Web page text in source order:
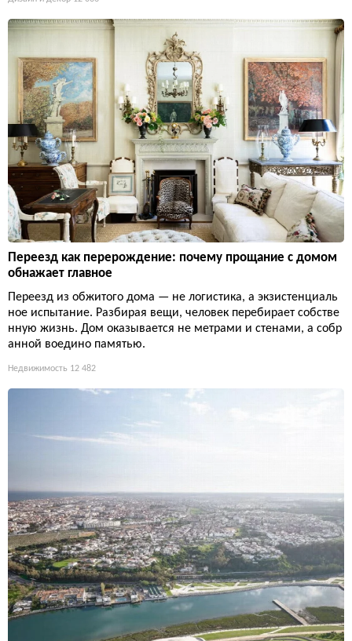
Переезд как перерождение: почему прощание с домом
обнажает главное
Переезд из обжитого дома — не логистика, а экзистенциаль
ное испытание. Разбирая вещи, человек перебирает собстве
нную жизнь. Дом оказывается не метрами и стенами, а собр
анной воедино памятью.
Недвижимость 12 482